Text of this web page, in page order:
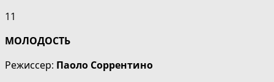
11
МОЛОДОСТЬ
Режиссер: Паоло Соррентино